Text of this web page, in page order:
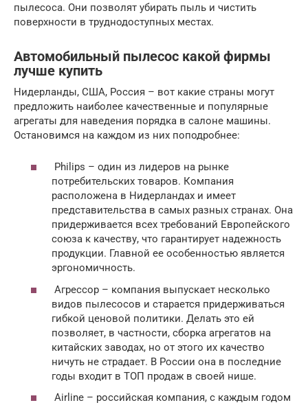
пылесоса. Они позволят убирать пыль и чистить
поверхности в труднодоступных местах.
Автомобильный пылесос какой фирмы
лучше купить
Нидерланды, США, Россия – вот какие страны могут
предложить наиболее качественные и популярные
агрегаты для наведения порядка в салоне машины.
Остановимся на каждом из них поподробнее:
Philips – один из лидеров на рынке
потребительских товаров. Компания
расположена в Нидерландах и имеет
представительства в самых разных странах. Она
придерживается всех требований Европейского
союза к качеству, что гарантирует надежность
продукции. Главной ее особенностью является
эргономичность.
Агрессор – компания выпускает несколько
видов пылесосов и старается придерживаться
гибкой ценовой политики. Делать это ей
позволяет, в частности, сборка агрегатов на
китайских заводах, но от этого их качество
ничуть не страдает. В России она в последние
годы входит в ТОП продаж в своей нише.
Airline – российская компания, с каждым годом